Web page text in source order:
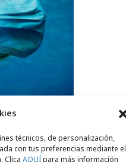
técnicos, de personalización,
con tus preferencias mediante el
Clica AQUÍpara más información